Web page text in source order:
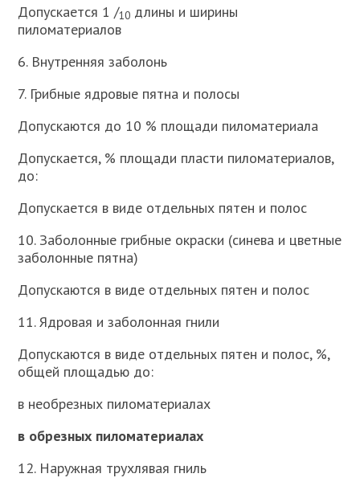
Допускается 1 /10 длины и ширины
пиломатериалов
6. Внутренняя заболонь
7. Грибные ядровые пятна и полосы
Допускаются до 10 % площади пиломатериала
Допускается, % площади пласти пиломатериалов,
до:
Допускается в виде отдельных пятен и полос
10. Заболонные грибные окраски (синева и цветные
заболонные пятна)
Допускаются в виде отдельных пятен и полос
11. Ядровая и заболонная гнили
Допускаются в виде отдельных пятен и полос, %,
общей площадью до:
в необрезных пиломатериалах
в обрезных пиломатериалах
12. Наружная трухлявая гниль